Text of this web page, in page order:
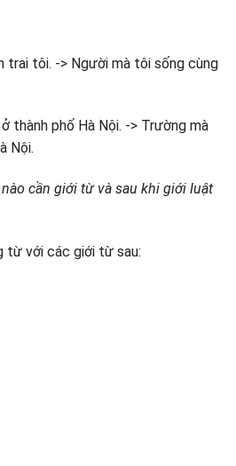
trai tôi. -> Người mà tôi sống cùng
thành phố Hà Nội. -> Trường mà
Nội.
cần giới từ và sau khi giới luật
từ với các giới từ sau: